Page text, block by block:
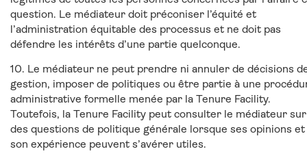
question. Le médiateur doit préconiser l’équité et
l’administration équitable des processus et ne doit pas
défendre les intérêts d’une partie quelconque.
10. Le médiateur ne peut prendre ni annuler de décisions
gestion, imposer de politiques ou être partie à une
administrative formelle menée par la Tenure Facility.
Toutefois, la Tenure Facility peut consulter le médiateur sur
des questions de politique générale lorsque ses opinions et
son expérience peuvent s’avérer utiles.